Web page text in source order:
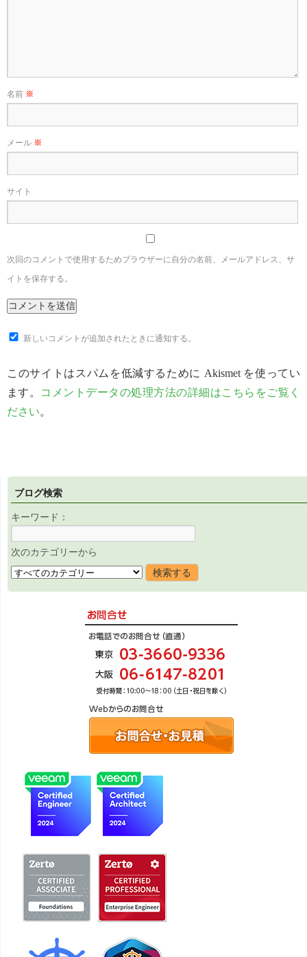
名前 ※
メール ※
サイト
次回のコメントで使用するためブラウザーに自分の名前、メールアドレス、サ
イトを保存する。
新しいコメントが追加されたときに通知する。
このサイトはスパムを低減するために Akismet を使ってい
ます。 コメントデータの処理方法の詳細はこちらをご覧く
ださい。
ブログ検索
キーワード：
次のカテゴリーから